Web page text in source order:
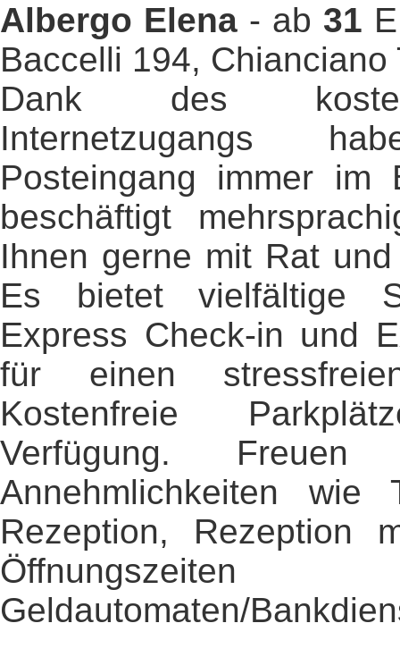
Albergo Elena- ab 31
Baccelli 194, Chianciano
Dank des
Internetzugangs
Posteingang immer im
beschäftigt
Ihnen gerne mit Rat
Es bietet vielfältige
Express Check-in und
für einen
Kostenfreie
Verfügung.
Annehmlichkeiten wie
Rezeption, Rezeption
Geldautomaten/